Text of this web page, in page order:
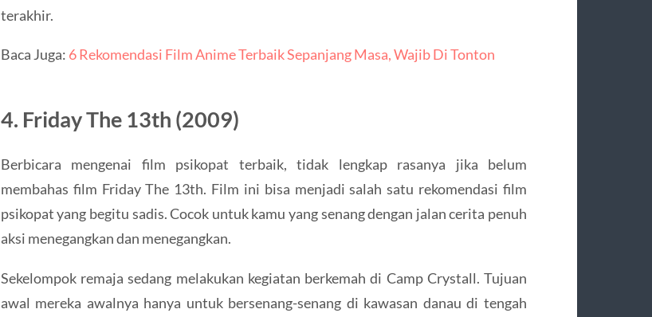
terakhir.
Baca Juga: 6 Rekomendasi Film Anime Terbaik Sepanjang Masa, Wajib Di Tonton
4. Friday The 13th (2009)
Berbicara mengenai film psikopat terbaik, tidak lengkap rasanya jika belum
membahas film Friday The 13th. Film ini bisa menjadi salah satu rekomendasi film
psikopat yang begitu sadis. Cocok untuk kamu yang senang dengan jalan cerita penuh
aksi menegangkan dan menegangkan.
Sekelompok remaja sedang melakukan kegiatan berkemah di Camp Crystall. Tujuan
awal mereka awalnya hanya untuk bersenang-senang di kawasan danau di tengah